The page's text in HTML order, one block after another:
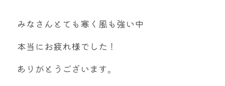
みなさんとても寒く風も強い中
本当にお疲れ様でした！
ありがとうございます。